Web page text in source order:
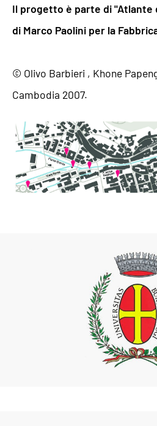
Il progetto è parte di "Atlante
di Marco Paolini per la
© Olivo Barbieri , Khone
Cambodia 2007.